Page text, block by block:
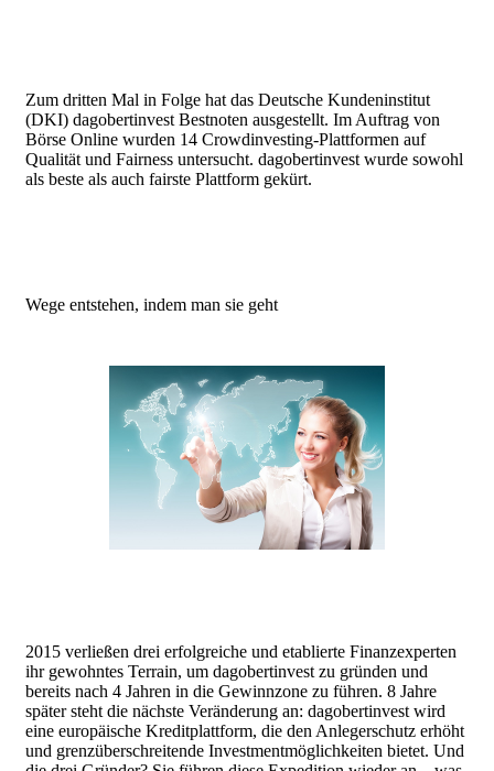
Zum dritten Mal in Folge hat das Deutsche Kundeninstitut
(DKI) dagobertinvest Bestnoten ausgestellt. Im Auftrag von
Börse Online wurden 14 Crowdinvesting-Plattformen auf
Qualität und Fairness untersucht. dagobertinvest wurde sowohl
als beste als auch fairste Plattform gekürt.
Wege entstehen, indem man sie geht
2015 verließen drei erfolgreiche und etablierte Finanzexperten
ihr gewohntes Terrain, um dagobertinvest zu gründen und
bereits nach 4 Jahren in die Gewinnzone zu führen. 8 Jahre
später steht die nächste Veränderung an: dagobertinvest wird
eine europäische Kreditplattform, die den Anlegerschutz erhöht
und grenzüberschreitende Investmentmöglichkeiten bietet. Und